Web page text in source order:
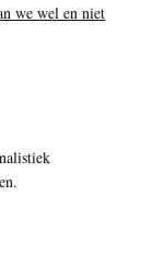
we wel en niet